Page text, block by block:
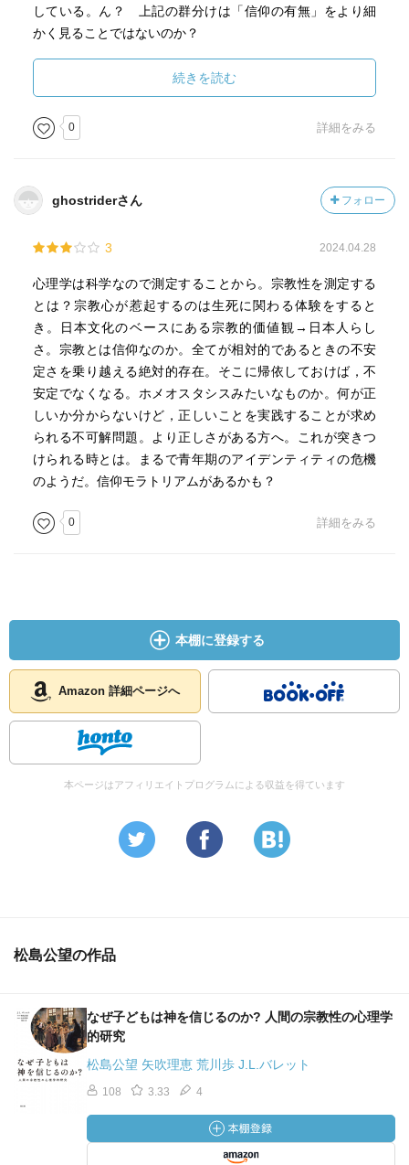
している。ん？ 上記の群分けは「信仰の有無」をより細
かく見ることではないのか？
このあたりの論理的な揺らぎが，実は宗教心理学の足枷だ
ったりするのではないだろうか？
さらに筆者は，多くの日本人は宗教を信仰しているかどう
指摘し，受験の時だけでも祈ったりすることも信仰の一部
であると考えられるという。それは否定しないが，継続性
くの日本人は答えるだろう。宗教への所属感がないのだか
らそう答えるしかない。部活なら3日で辞めても「所属して
いた」と言うだろう。宗教に対しては，多くの日本人は名
目すら自覚していないのが実態だろう。
発達の側面から考えるとしても「成人になっても宗教性が
未成熟な場合がある」とはどういうことなのか？ 宗教的
成熟とはそもそも何なのか？
結局，宗教とは世界のありように対する捉え方，すなわち
ば，殉職した刑事を2階級昇格したりするのも同じである。
震災特有の行動として彩ることは憚られる。
これを，関係者に対する調査によって検討しようとする姿
勢は，申し訳ないが，「心のケアお断り」と被災地で臨床
心理士派遣（押しつけ？）が結果的に迷惑がられるのと似
た側面があると感じてしまう。もちろん，同意した人が調
（回収率4割強），その裏で「この辛さを“メシのタネ”にし
ようとしている輩がいる」ことに不条理さを感じている人
た心理学・心理療法は，合理的・科学的であることを志向
学的とは言えない姿勢が見られる。
さらに，「公立学校での特定宗教に基づく活動の禁止」が
「第二次大戦敗戦以前の国家神道への厳しい反省からきて
めだが，背後に，「日本という国家が神道を通じた精神の
結集によって恐ろしく強固な共同体になり得ることへの警
続きを読む
0 詳細をみる
ghostriderさん フォロー
3 2024.04.28
心理学は科学なので測定することから。宗教性を測定する
とは？宗教心が惹起するのは生死に関わる体験をすると
き。日本文化のベースにある宗教的価値観→日本人らし
さ。宗教とは信仰なのか。全てが相対的であるときの不安
定さを乗り越える絶対的存在。そこに帰依しておけば，不
安定でなくなる。ホメオスタシスみたいなものか。何が正
しいか分からないけど，正しいことを実践することが求め
られる不可解問題。より正しさがある方へ。これが突きつ
けられる時とは。まるで青年期のアイデンティティの危機
のようだ。信仰モラトリアムがあるかも？
0 詳細をみる
本棚に登録する
Amazon 詳細ページへ
本ページはアフィリエイトプログラムによる収益を得ています
松島公望の作品
なぜ子どもは神を信じるのか? 人間の宗教性の心理学
的研究
松島公望 矢吹理恵 荒川歩 J.L.バレット
108 3.33 4